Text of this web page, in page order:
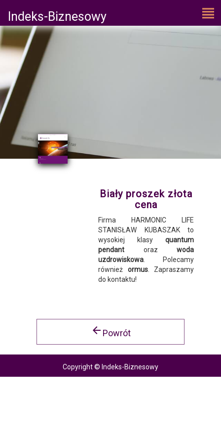
Indeks-Biznesowy
Biały proszek złota
cena
Firma HARMONIC LIFE
STANISŁAW KUBASZAK to
wysokiej klasy quantum
pendant oraz woda
uzdrowiskowa . Polecamy
również ormus. Zapraszamy
do kontaktu!
arrow_back Powrót
Copyright © Indeks-Biznesowy